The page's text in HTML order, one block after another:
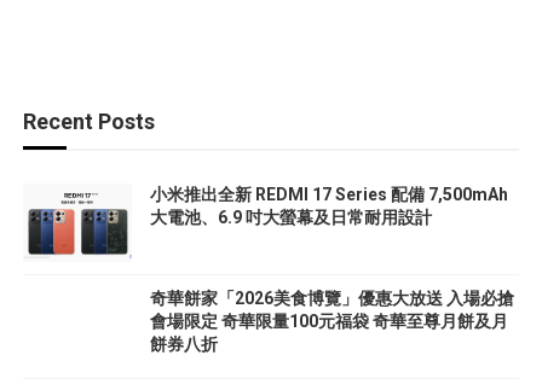
Recent Posts
小米推出全新 REDMI 17 Series 配備 7,500mAh
大電池、6.9 吋大螢幕及日常耐用設計
奇華餅家「2026美食博覽」優惠大放送 入場必搶
會場限定 奇華限量100元福袋 奇華至尊月餅及月
餅券八折